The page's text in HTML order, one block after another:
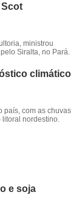
Scot
ministrou
Siralta, no Pará.
climático
país, com as chuvas
litoral nordestino.
e soja